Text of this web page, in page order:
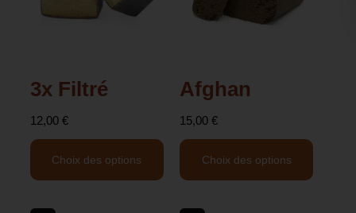
3x Filtré
12,00 €
Choix des options
Afghan
15,00 €
Choix des options